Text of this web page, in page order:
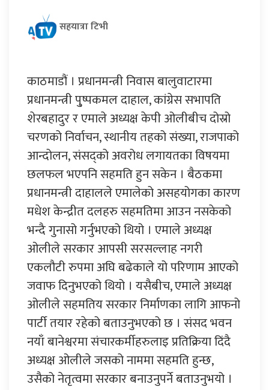
सहयात्रा टिभी
काठमाडौं । प्रधानमन्त्री निवास बालुवाटारमा
प्रधानमन्त्री पु्ष्पकमल दाहाल, कांग्रेस सभापति
शेरबहादुर र एमाले अध्यक्ष केपी ओलीबीच दोस्रो
चरणको निर्वाचन, स्थानीय तहको संख्या, राजपाको
आन्दोलन, संसद्को अवरोध लगायतका विषयमा
छलफल भएपनि सहमति हुन सकेन । बैठकमा
प्रधानमन्त्री दाहालले एमालेको असहयोगका कारण
मधेश केन्द्रीत दलहरु सहमतिमा आउन नसकेको
भन्दै गुनासो गर्नुभएको थियो । एमाले अध्यक्ष
ओलीले सरकार आपसी सरसल्लाह नगरी
एकलौटी रुपमा अघि बढेकाले यो परिणाम आएको
जवाफ दिनुभएको थियो । यसैबीच, एमाले अध्यक्ष
ओलीले सहमतिय सरकार निर्माणका लागि आफनो
पार्टी तयार रहेको बताउनुभएको छ । संसद भवन
नयाँ बानेश्वरमा संचारकर्मीहरुलाइ प्रतिक्रिया दिंदै
अध्यक्ष ओलीले जसको नाममा सहमति हुन्छ,
उसैको नेतृत्वमा सरकार बनाउनुपर्ने बताउनुभयो ।